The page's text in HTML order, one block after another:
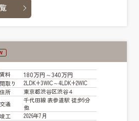
賃料 180万円～340万円
間取り
2LDK+3WIC～4LDK+2WIC
住所
東京都渋谷区渋谷４
交通
千代田線 表参道駅 徒歩9分
他
竣工
2026年7月